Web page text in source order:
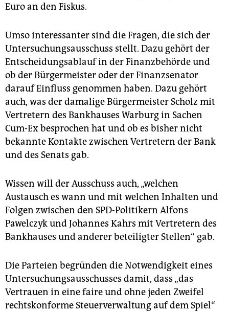
Euro an den Fiskus.
Umso interessanter sind die Fragen, die sich der
Untersuchungsausschuss stellt. Dazu gehört der
Entscheidungsablauf in der Finanzbehörde und
ob der Bürgermeister oder der Finanzsenator
darauf Einfluss genommen haben. Dazu gehört
auch, was der damalige Bürgermeister Scholz mit
Vertretern des Bankhauses Warburg in Sachen
Cum-Ex besprochen hat und ob es bisher nicht
bekannte Kontakte zwischen Vertretern der Bank
und des Senats gab.
Wissen will der Ausschuss auch, „welchen
Austausch es wann und mit welchen Inhalten und
Folgen zwischen den SPD-Politikern Alfons
Pawelczyk und Johannes Kahrs mit Vertretern des
Bankhauses und anderer beteiligter Stellen“ gab.
Die Parteien begründen die Notwendigkeit eines
Untersuchungsausschusses damit, dass „das
Vertrauen in eine faire und ohne jeden Zweifel
rechtskonforme Steuerverwaltung auf dem Spiel“